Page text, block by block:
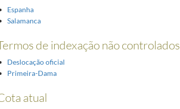
Espanha
Salamanca
de indexação não controlados
Deslocação oficial
Primeira-Dama
atual